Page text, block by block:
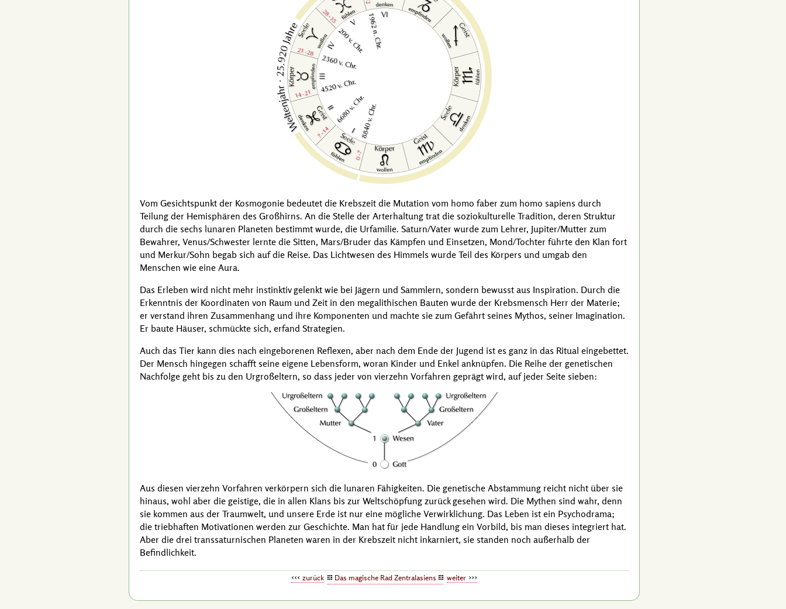
Vom Gesichtspunkt der Kosmogonie bedeutet die Krebszeit die Mutation vom homo faber zum homo sapiens durch
Teilung der Hemisphären des Großhirns. An die Stelle der Arterhaltung trat die soziokulturelle Tradition, deren Struktur
durch die sechs lunaren Planeten bestimmt wurde, die Urfamilie. Saturn/Vater wurde zum Lehrer, Jupiter/Mutter zum
Bewahrer, Venus/Schwester lernte die Sitten, Mars/Bruder das Kämpfen und Einsetzen, Mond/Tochter führte den Klan fort
und Merkur/Sohn begab sich auf die Reise. Das Lichtwesen des Himmels wurde Teil des Körpers und umgab den
Menschen wie eine Aura.
Das Erleben wird nicht mehr instinktiv gelenkt wie bei Jägern und Sammlern, sondern bewusst aus Inspiration. Durch die
Erkenntnis der Koordinaten von Raum und Zeit in den megalithischen Bauten wurde der Krebsmensch Herr der Materie;
er verstand ihren Zusammenhang und ihre Komponenten und machte sie zum Gefährt seines Mythos, seiner Imagination.
Er baute Häuser, schmückte sich, erfand Strategien.
Auch das Tier kann dies nach eingeborenen Reflexen, aber nach dem Ende der Jugend ist es ganz in das Ritual eingebettet.
Der Mensch hingegen schafft seine eigene Lebensform, woran Kinder und Enkel anknüpfen. Die Reihe der genetischen
Nachfolge geht bis zu den Urgroßeltern, so dass jeder von vierzehn Vorfahren geprägt wird, auf jeder Seite sieben:
Aus diesen vierzehn Vorfahren verkörpern sich die lunaren Fähigkeiten. Die genetische Abstammung reicht nicht über sie
hinaus, wohl aber die geistige, die in allen Klans bis zur Weltschöpfung zurück gesehen wird. Die Mythen sind wahr, denn
sie kommen aus der Traumwelt, und unsere Erde ist nur eine mögliche Verwirklichung. Das Leben ist ein Psychodrama;
die triebhaften Motivationen werden zur Geschichte. Man hat für jede Handlung ein Vorbild, bis man dieses integriert hat.
Aber die drei transsaturnischen Planeten waren in der Krebszeit nicht inkarniert, sie standen noch außerhalb der
Befindlichkeit.
zurück Das magische Rad Zentralasiens weiter